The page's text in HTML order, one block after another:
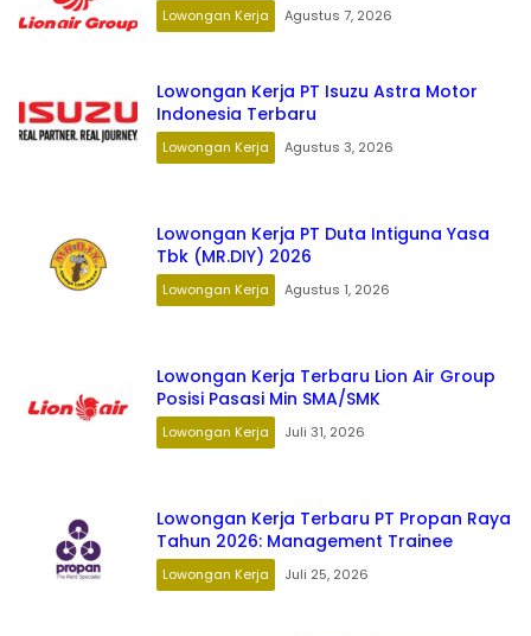
Lowongan Kerja Agustus 7, 2026
Lowongan Kerja PT Isuzu Astra Motor
Indonesia Terbaru
Lowongan Kerja Agustus 3, 2026
Lowongan Kerja PT Duta Intiguna Yasa
Tbk (MR.DIY) 2026
Lowongan Kerja Agustus 1, 2026
Lowongan Kerja Terbaru Lion Air Group
Posisi Pasasi Min SMA/SMK
Lowongan Kerja Juli 31, 2026
Lowongan Kerja Terbaru PT Propan Raya
Tahun 2026: Management Trainee
Lowongan Kerja Juli 25, 2026